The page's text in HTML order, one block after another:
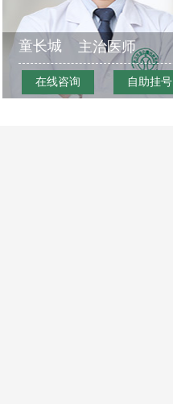
童长城 主治医师
在线咨询 自助挂号